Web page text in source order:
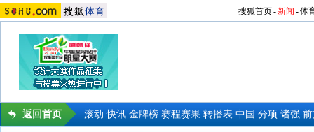
搜狐首页-新闻 -体
返回首页 滚动 快讯 金牌榜 赛程赛果 转播表 中国 分项 诸强